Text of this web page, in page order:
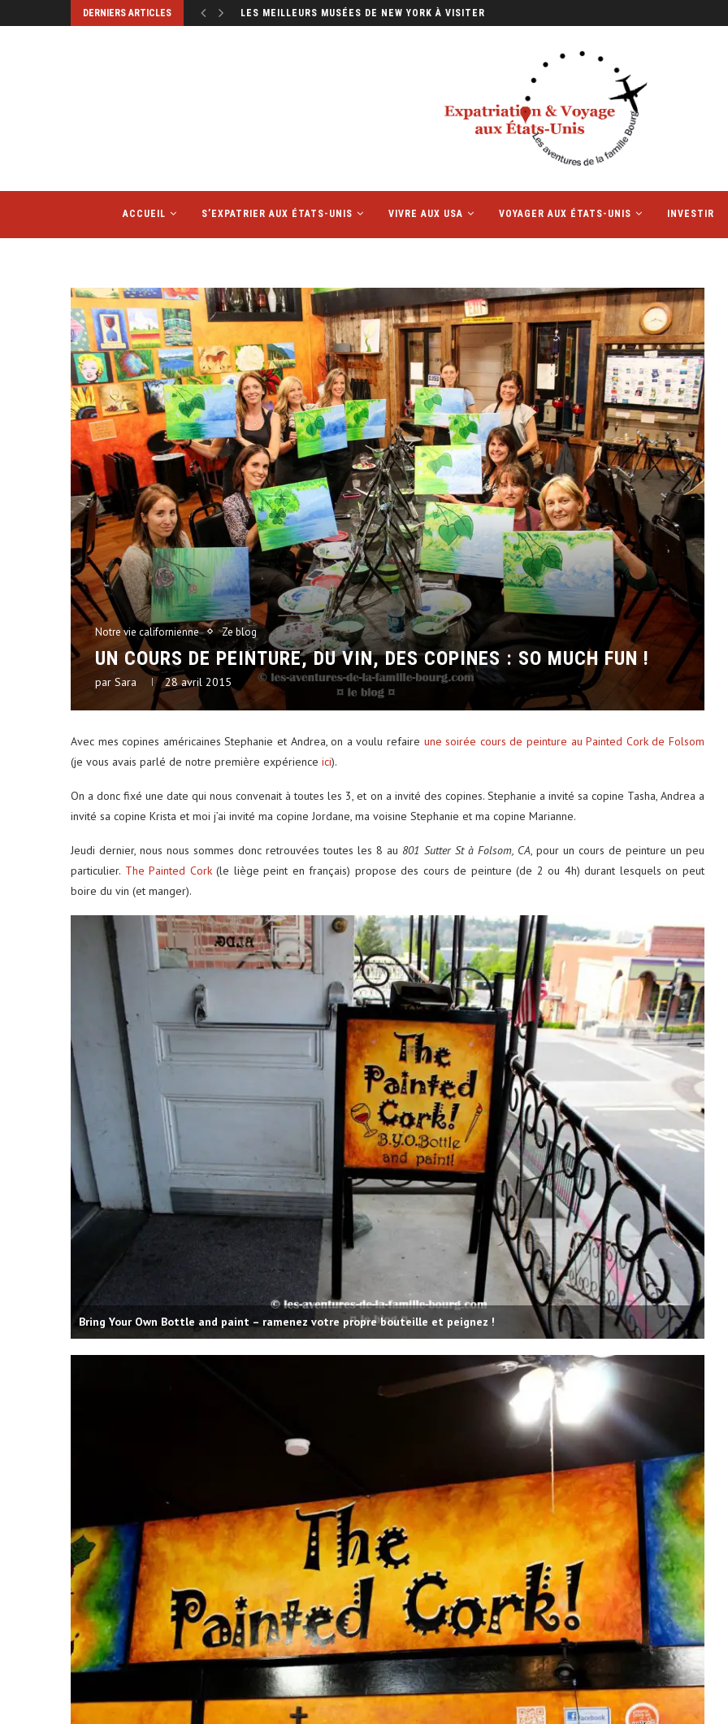
DERNIERS ARTICLES LES HÔTELS SONT-ILS DIFFÉRENTS AUX ÉTATS-UNIS ET EN...
ACCUEIL S’EXPATRIER AUX ÉTATS-UNIS VIVRE AUX USA VOYAGER AUX ÉTATS-UNIS INVESTIR
Notre vie californienne Ze blog
UN COURS DE PEINTURE, DU VIN, DES COPINES : SO MUCH FUN !
par Sara 28 avril 2015
Avec mes copines américaines Stephanie et Andrea, on a voulu refaire une soirée cours de peinture au Painted Cork de Folsom
(je vous avais parlé de notre première expérience ici).
On a donc fixé une date qui nous convenait à toutes les 3, et on a invité des copines. Stephanie a invité sa copine Tasha, Andrea a
invité sa copine Krista et moi j’ai invité ma copine Jordane, ma voisine Stephanie et ma copine Marianne.
Jeudi dernier, nous nous sommes donc retrouvées toutes les 8 au 801 Sutter St à Folsom, CA, pour un cours de peinture un peu
particulier. The Painted Cork(le liège peint en français) propose des cours de peinture (de 2 ou 4h) durant lesquels on peut
boire du vin (et manger).
Bring Your Own Bottle and paint – ramenez votre propre bouteille et peignez !
photos : le petit format
29 décembre 2025
Louer une voiture aux États-Unis : 8
conseils...
4 juin 2025
Découvrez le monde autrement avec
Evaneos : voyagez...
2 décembre 2024